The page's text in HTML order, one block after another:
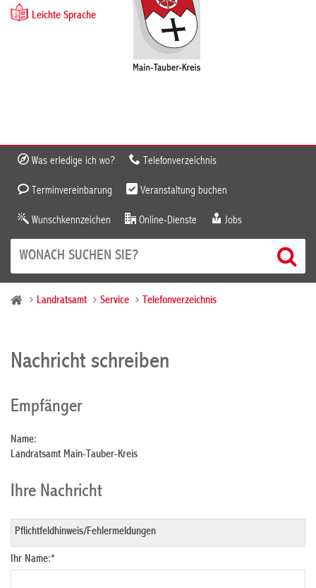
Leichte Sprache
Was erledige ich wo? Telefonverzeichnis
Terminvereinbarung Veranstaltung buchen
Wunschkennzeichen Online-Dienste Jobs
Landratsamt Service Telefonverzeichnis
Nachricht schreiben
Empfänger
Name:
Landratsamt Main-Tauber-Kreis
Ihre Nachricht
Ihr Name:*